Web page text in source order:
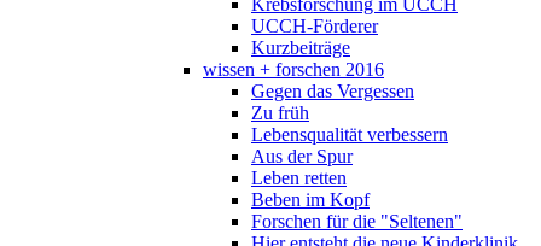
Krebsforschung im UCCH
UCCH-Förderer
Kurzbeiträge
wissen + forschen 2016
Gegen das Vergessen
Zu früh
Lebensqualität verbessern
Aus der Spur
Leben retten
Beben im Kopf
Forschen für die "Seltenen"